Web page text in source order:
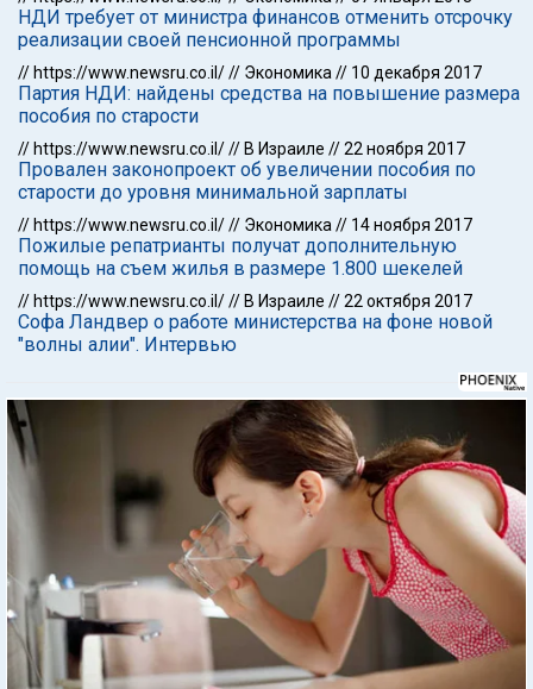
НДИ требует от министра финансов отменить отсрочку
реализации своей пенсионной программы
// https://www.newsru.co.il/// Экономика // 10 декабря 2017
Партия НДИ: найдены средства на повышение размера
пособия по старости
// https://www.newsru.co.il/// В Израиле //22 ноября 2017
Провален законопроект об увеличении пособия по
старости до уровня минимальной зарплаты
// https://www.newsru.co.il/// Экономика // 14 ноября 2017
Пожилые репатрианты получат дополнительную
помощь на съем жилья в размере 1.800 шекелей
// https://www.newsru.co.il/// В Израиле //22 октября 2017
Софа Ландвер о работе министерства на фоне новой
"волны алии". Интервью